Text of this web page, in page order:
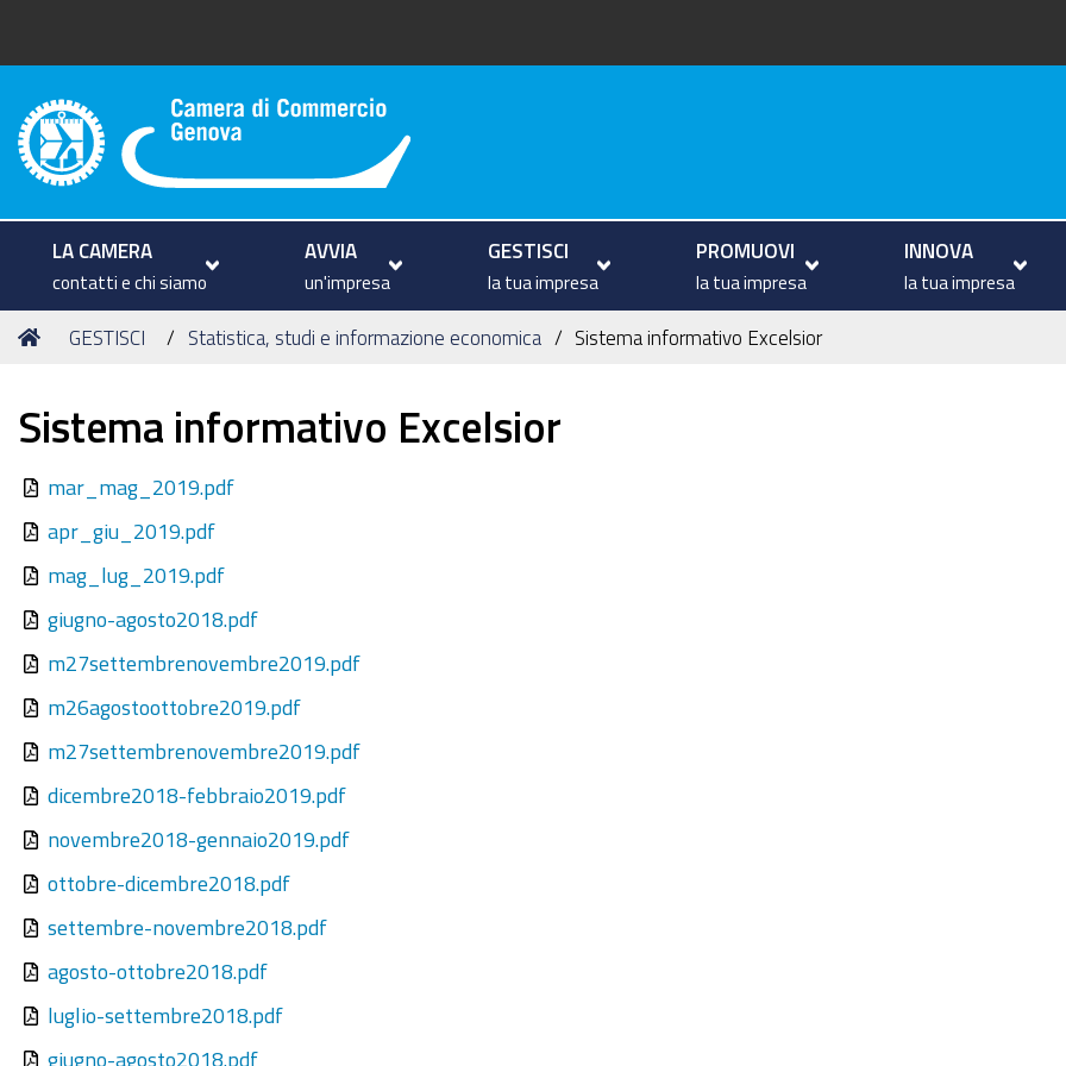
Camera di Commercio di Genova
LA CAMERA
contatti e chi siamo
AVVIA
un'impresa
GESTISCI
la tua impresa
PROMUOVI
la tua impresa
INNOVA
la tua impresa
Tu
Home
GESTISCI Statistica, studi e informazione economica Sistema informativo Excelsior
Sistema informativo Excelsior
mar_mag_2019.pdf
apr_giu_2019.pdf
mag_lug_2019.pdf
giugno-agosto2018.pdf
m27settembrenovembre2019.pdf
m26agostoottobre2019.pdf
m27settembrenovembre2019.pdf
dicembre2018-febbraio2019.pdf
novembre2018-gennaio2019.pdf
ottobre-dicembre2018.pdf
settembre-novembre2018.pdf
agosto-ottobre2018.pdf
luglio-settembre2018.pdf
giugno-agosto2018.pdf